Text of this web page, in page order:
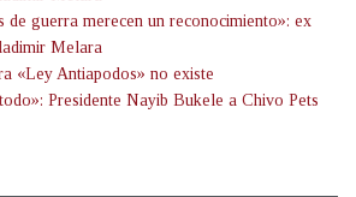
de guerra merecen un reconocimiento»: ex
Melara
«Ley Antiapodos» no existe
Presidente Nayib Bukele a Chivo Pets